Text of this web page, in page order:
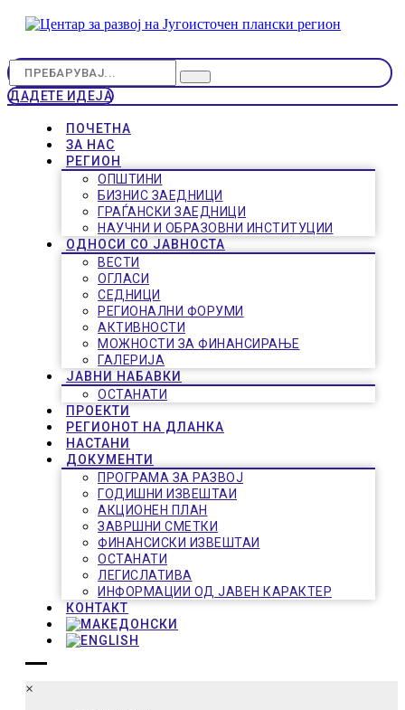
ДАДЕТЕ ИДЕЈА
ПОЧЕТНА
ЗА НАС
РЕГИОН
ОПШТИНИ
БИЗНИС ЗАЕДНИЦИ
ГРАЃАНСКИ ЗАЕДНИЦИ
НАУЧНИ И ОБРАЗОВНИ ИНСТИТУЦИИ
ОДНОСИ СО ЈАВНОСТА
ВЕСТИ
ОГЛАСИ
СЕДНИЦИ
РЕГИОНАЛНИ ФОРУМИ
АКТИВНОСТИ
МОЖНОСТИ ЗА ФИНАНСИРАЊЕ
ГАЛЕРИЈА
ЈАВНИ НАБАВКИ
ОСТАНАТИ
ПРОЕКТИ
РЕГИОНОТ НА ДЛАНКА
НАСТАНИ
ДОКУМЕНТИ
ПРОГРАМА ЗА РАЗВОЈ
ГОДИШНИ ИЗВЕШТАИ
АКЦИОНЕН ПЛАН
ЗАВРШНИ СМЕТКИ
ФИНАНСИСКИ ИЗВЕШТАИ
ОСТАНАТИ
ЛЕГИСЛАТИВА
ИНФОРМАЦИИ ОД ЈАВЕН КАРАКТЕР
КОНТАКТ
×